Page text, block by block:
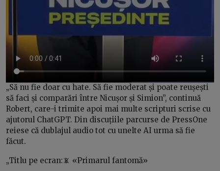
„Să nu fie doar cu hate. Să fie moderat și poate reușești
să faci și comparări între Nicușor și Simion”, continuă
Robert, care-i trimite apoi mai multe scripturi scrise cu
ajutorul ChatGPT. Din discuțiile parcurse de PressOne
reiese că dublajul audio tot cu unelte AI urma să fie
făcut.
„Titlu pe ecran:📵 «Primarul fantomă»